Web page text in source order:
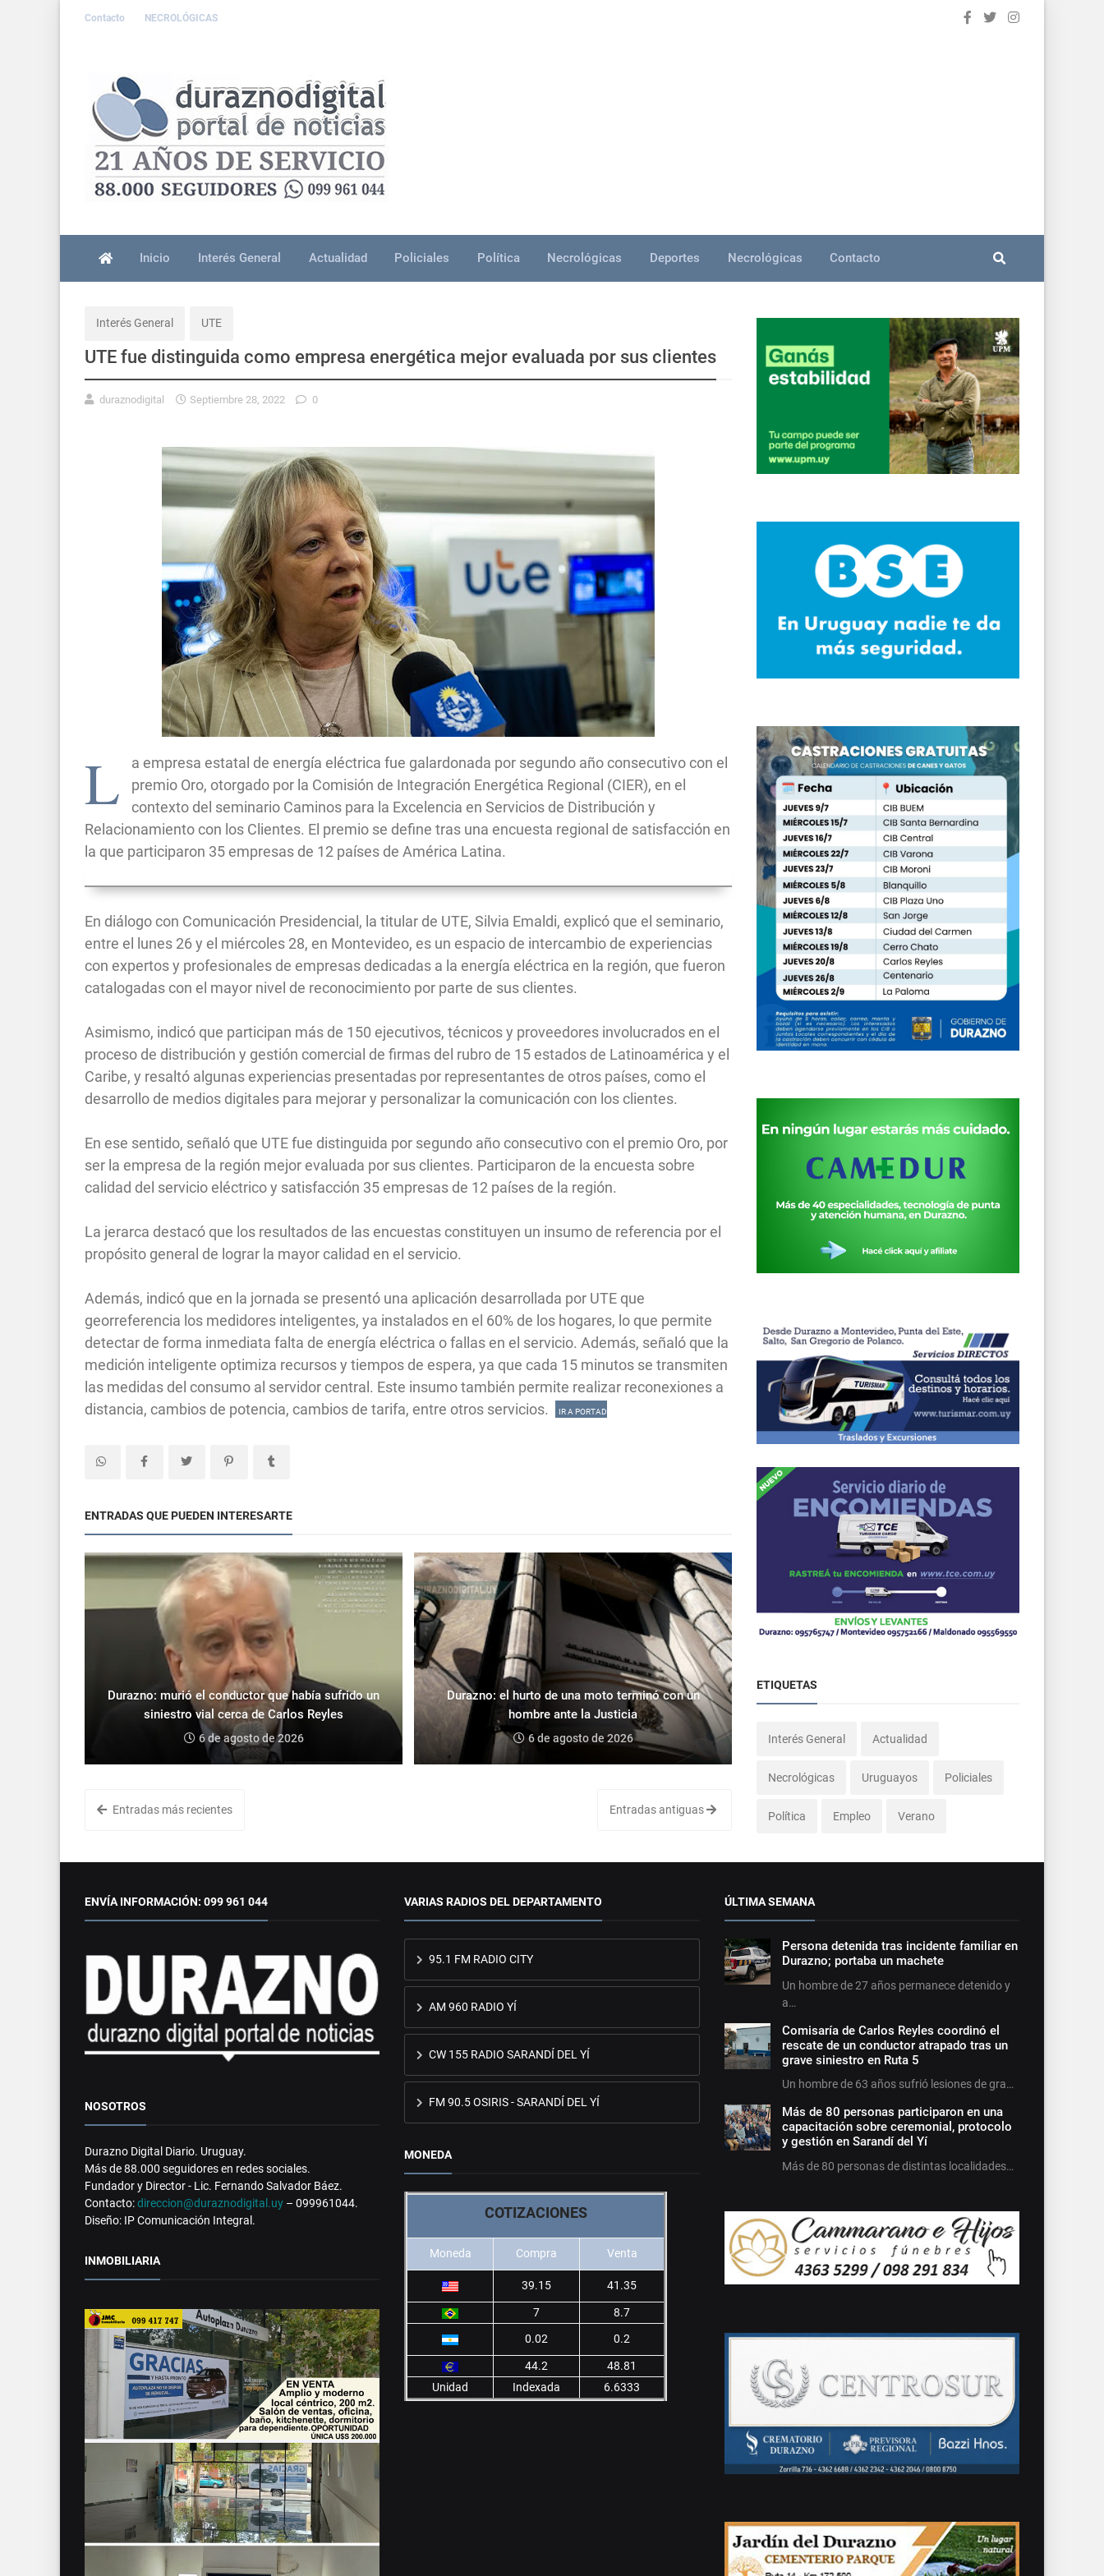
Contacto NECROLÓGICAS
Inicio Interés General Actualidad Policiales Política Necrológicas Deportes Necrológicas Contacto
Interés General UTE
UTE fue distinguida como empresa energética mejor evaluada por sus clientes
duraznodigital Septiembre 28, 2022 0
L
a empresa estatal de energía eléctrica fue galardonada por segundo año consecutivo con el
premio Oro, otorgado por la Comisión de Integración Energética Regional (CIER), en el
contexto del seminario Caminos para la Excelencia en Servicios de Distribución y
Relacionamiento con los Clientes. El premio se define tras una encuesta regional de satisfacción en
la que participaron 35 empresas de 12 países de América Latina.
En diálogo con Comunicación Presidencial, la titular de UTE, Silvia Emaldi, explicó que el seminario,
entre el lunes 26 y el miércoles 28, en Montevideo, es un espacio de intercambio de experiencias
con expertos y profesionales de empresas dedicadas a la energía eléctrica en la región, que fueron
catalogadas con el mayor nivel de reconocimiento por parte de sus clientes.
Asimismo, indicó que participan más de 150 ejecutivos, técnicos y proveedores involucrados en el
proceso de distribución y gestión comercial de firmas del rubro de 15 estados de Latinoamérica y el
Caribe, y resaltó algunas experiencias presentadas por representantes de otros países, como el
desarrollo de medios digitales para mejorar y personalizar la comunicación con los clientes.
En ese sentido, señaló que UTE fue distinguida por segundo año consecutivo con el premio Oro, por
ser la empresa de la región mejor evaluada por sus clientes. Participaron de la encuesta sobre
calidad del servicio eléctrico y satisfacción 35 empresas de 12 países de la región.
La jerarca destacó que los resultados de las encuestas constituyen un insumo de referencia por el
propósito general de lograr la mayor calidad en el servicio.
Además, indicó que en la jornada se presentó una aplicación desarrollada por UTE que
georreferencia los medidores inteligentes, ya instalados en el 60% de los hogares, lo que permite
detectar de forma inmediata falta de energía eléctrica o fallas en el servicio. Además, señaló que la
medición inteligente optimiza recursos y tiempos de espera, ya que cada 15 minutos se transmiten
las medidas del consumo al servidor central. Este insumo también permite realizar reconexiones a
distancia, cambios de potencia, cambios de tarifa, entre otros servicios.
IR A PORTAD
ENTRADAS QUE PUEDEN INTERESARTE
Durazno: murió el conductor que había sufrido un
siniestro vial cerca de Carlos Reyles
6 de agosto de 2026
Durazno: el hurto de una moto terminó con un
hombre ante la Justicia
6 de agosto de 2026
Entradas más recientes Entradas antiguas
ETIQUETAS
Interés General Actualidad
Necrológicas Uruguayos Policiales
Política Empleo Verano
ENVÍA INFORMACIÓN: 099 961 044
NOSOTROS
Durazno Digital Diario. Uruguay.
Más de 88.000 seguidores en redes sociales.
Fundador y Director - Lic. Fernando Salvador Báez.
Contacto:direccion@duraznodigital.uy – 099961044.
Diseño: IP Comunicación Integral.
INMOBILIARIA
VARIAS RADIOS DEL DEPARTAMENTO
95.1 FM RADIO CITY
AM 960 RADIO YÍ
CW 155 RADIO SARANDÍ DEL YÍ
FM 90.5 OSIRIS - SARANDÍ DEL YÍ
MONEDA
COTIZACIONES
Moneda Compra Venta
39.15 41.35
7
8.7
0.02
0.2
44.2
48.81
Unidad
Indexada 6.6333
ÚLTIMA SEMANA
Persona detenida tras incidente familiar en
Durazno; portaba un machete
Un hombre de 27 años permanece detenido y
a…
Comisaría de Carlos Reyles coordinó el
rescate de un conductor atrapado tras un
grave siniestro en Ruta 5
Un hombre de 63 años sufrió lesiones de gra…
Más de 80 personas participaron en una
capacitación sobre ceremonial, protocolo
y gestión en Sarandí del Yí
Más de 80 personas de distintas localidades…